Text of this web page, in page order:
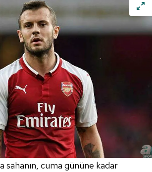
sahanın, cuma gününe kadar